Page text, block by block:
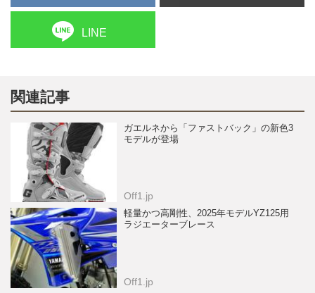
LINE
関連記事
ガエルネから「ファストバック」の新色3
モデルが登場
Off1.jp
軽量かつ高剛性、2025年モデルYZ125用
ラジエーターブレース
Off1.jp